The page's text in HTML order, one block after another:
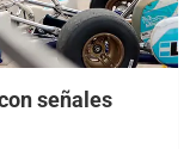
señales